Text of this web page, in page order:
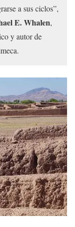
a sus ciclos”,
E. Whalen,
y autor de